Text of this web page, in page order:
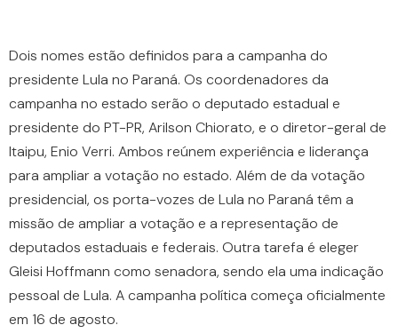
Dois nomes estão definidos para a campanha do
presidente Lula no Paraná. Os coordenadores da
campanha no estado serão o deputado estadual e
presidente do PT-PR, Arilson Chiorato, e o diretor-geral de
Itaipu, Enio Verri. Ambos reúnem experiência e liderança
para ampliar a votação no estado. Além de da votação
presidencial, os porta-vozes de Lula no Paraná têm a
missão de ampliar a votação e a representação de
deputados estaduais e federais. Outra tarefa é eleger
Gleisi Hoffmann como senadora, sendo ela uma indicação
pessoal de Lula. A campanha política começa oficialmente
em 16 de agosto.